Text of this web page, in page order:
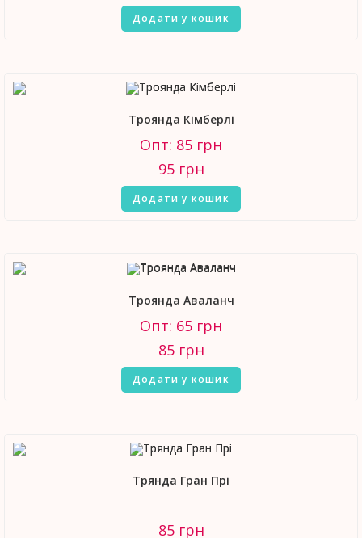
Додати у кошик
Опт: 85 грн
Троянда Кімберлі
95 грн
Додати у кошик
Опт: 65 грн
Троянда Аваланч
85 грн
Додати у кошик
Трянда Гран Прі
85 грн